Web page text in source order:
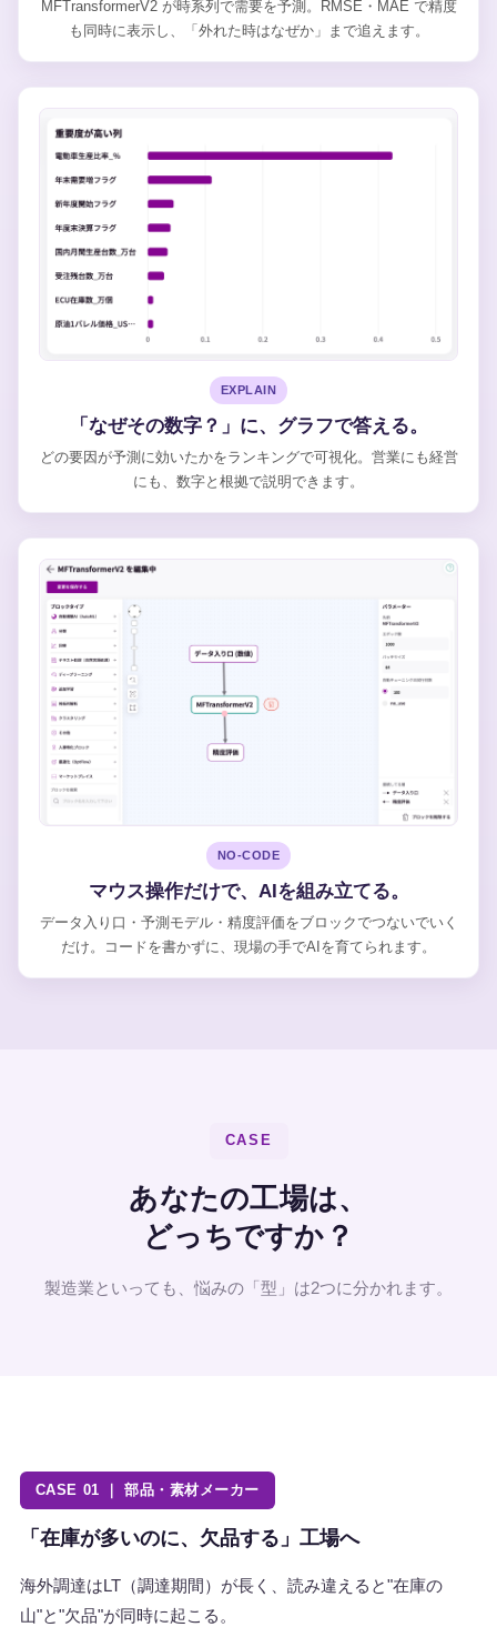
MFTransformerV2 が時系列で需要を予測。RMSE・MAE で精度
も同時に表示し、「外れた時はなぜか」まで追えます。
EXPLAIN
「なぜその数字？」に、グラフで答える。
どの要因が予測に効いたかをランキングで可視化。営業にも経営
にも、数字と根拠で説明できます。
NO-CODE
マウス操作だけで、AIを組み立てる。
データ入り口・予測モデル・精度評価をブロックでつないでいく
だけ。コードを書かずに、現場の手でAIを育てられます。
CASE
あなたの工場は、
どっちですか？
製造業といっても、悩みの「型」は2つに分かれます。
CASE 01 ｜ 部品・素材メーカー
「在庫が多いのに、欠品する」工場へ
海外調達はLT（調達期間）が長く、読み違えると"在庫の
山"と"欠品"が同時に起こる。